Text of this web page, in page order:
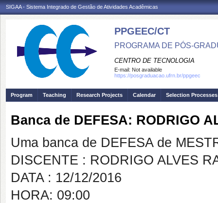
SIGAA - Sistema Integrado de Gestão de Atividades Acadêmicas
PPGEEC/CT
PROGRAMA DE PÓS-
CENTRO DE TECNOLOGIA
E-mail: Not available
https://posgraduacao.ufrn.br/ppgeec
Program Teaching Research Projects Calendar Selection Processes
Banca de DEFESA: RODRIGO
Uma banca de DEFESA de
DISCENTE : RODRIGO ALVES
DATA : 12/12/2016
HORA: 09:00